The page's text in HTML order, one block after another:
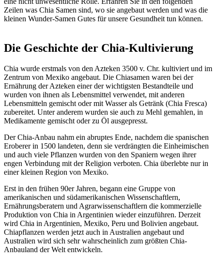
Zeilen was Chia Samen sind, wo sie angebaut werden und was die
kleinen Wunder-Samen Gutes für unsere Gesundheit tun können.
Die Geschichte der Chia-Kultivierung
Chia wurde erstmals von den Azteken 3500 v. Chr. kultiviert und im
Zentrum von Mexiko angebaut. Die Chiasamen waren bei der
Ernährung der Azteken einer der wichtigsten Bestandteile und
wurden von ihnen als Lebensmittel verwendet, mit anderen
Lebensmitteln gemischt oder mit Wasser als Getränk (Chia Fresca)
zubereitet. Unter anderem wurden sie auch zu Mehl gemahlen, in
Medikamente gemischt oder zu Öl ausgepresst.
Der Chia-Anbau nahm ein abruptes Ende, nachdem die spanischen
Eroberer in 1500 landeten, denn sie verdrängten die Einheimischen
und auch viele Pflanzen wurden von den Spaniern wegen ihrer
engen Verbindung mit der Religion verboten. Chia überlebte nur in
einer kleinen Region von Mexiko.
Erst in den frühen 90er Jahren, begann eine Gruppe von
amerikanischen und südamerikanischen Wissenschaftlern,
Ernährungsberatern und Agrarwissenschaftlern die kommerzielle
Produktion von Chia in Argentinien wieder einzuführen. Derzeit
wird Chia in Argentinien, Mexiko, Peru und Bolivien angebaut.
Chiapflanzen werden jetzt auch in Australien angebaut und
Australien wird sich sehr wahrscheinlich zum größten Chia-
Anbauland der Welt entwickeln.